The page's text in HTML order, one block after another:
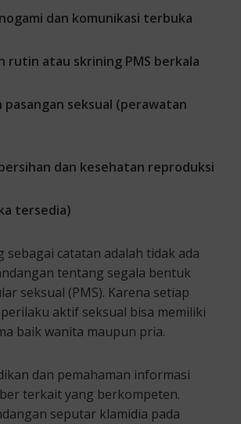
dan komunikasi terbuka
rutin atau skrining PMS berkala
pasangan seksual (perawatan
dan kesehatan reproduksi
tersedia)
sebagai catatan adalah tidak ada
tentang segala bentuk
seksual (PMS). Karena setiap
aktif seksual bisa memiliki
baik wanita maupun pria.
dan pemahaman informasi
terkait yang berkompeten.
seputar klamidia pada